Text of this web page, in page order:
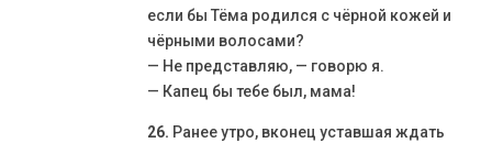
если бы Тёма родился с чёрной кожей и
чёрными волосами?
— Не представляю, — говорю я.
— Капец бы тебе был, мама!
26. Ранее утро, вконец уставшая ждать